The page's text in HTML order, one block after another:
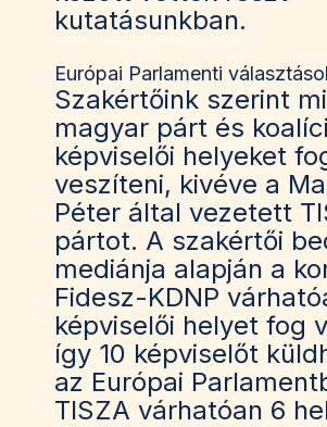
kutatásunkban.
Európai Parlamenti
Szakértőink szerint
magyar párt és
képviselői helyeket
veszíteni, kivéve a
Péter által vezetett
pártot. A szakértői
mediánja alapján a
Fidesz-KDNP
képviselői helyet fog
így 10 képviselőt
az Európai
TISZA várhatóan 6